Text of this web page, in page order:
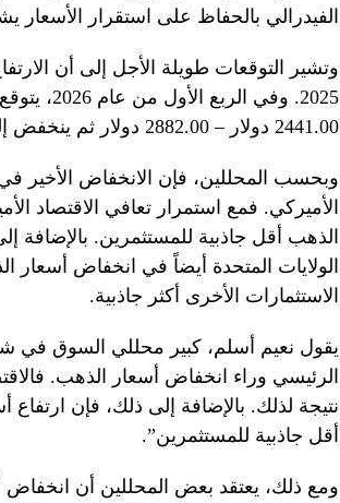
الفيدرالي بالحفاظ على استقرار الأسعار
2025. وفي
2441.00 دولار – 2882.00 دولار ثم ينخفض ​​إلى 2566.00 دولار للأوقية بحلول نهاية العام.
وبحسب المحللين، فإن الانخفاض الأخير
الأميركي. فمع استمرار تعافي الاقتصاد
الذهب أقل جاذبية للمستثمرين. بالإضافة
الولايات المتحدة أيضاً في انخفاض أسعار
الاستثمارات الأخرى أكثر جاذبية.
يقول نعيم أسلم، كبير محللي السوق في
الرئيسي وراء انخفاض أسعار الذهب.
نتيجة لذلك. بالإضافة إلى ذلك، فإن
أقل جاذبية للمستثمرين”.
ومع ذلك، يعتقد بعض المحللين أن